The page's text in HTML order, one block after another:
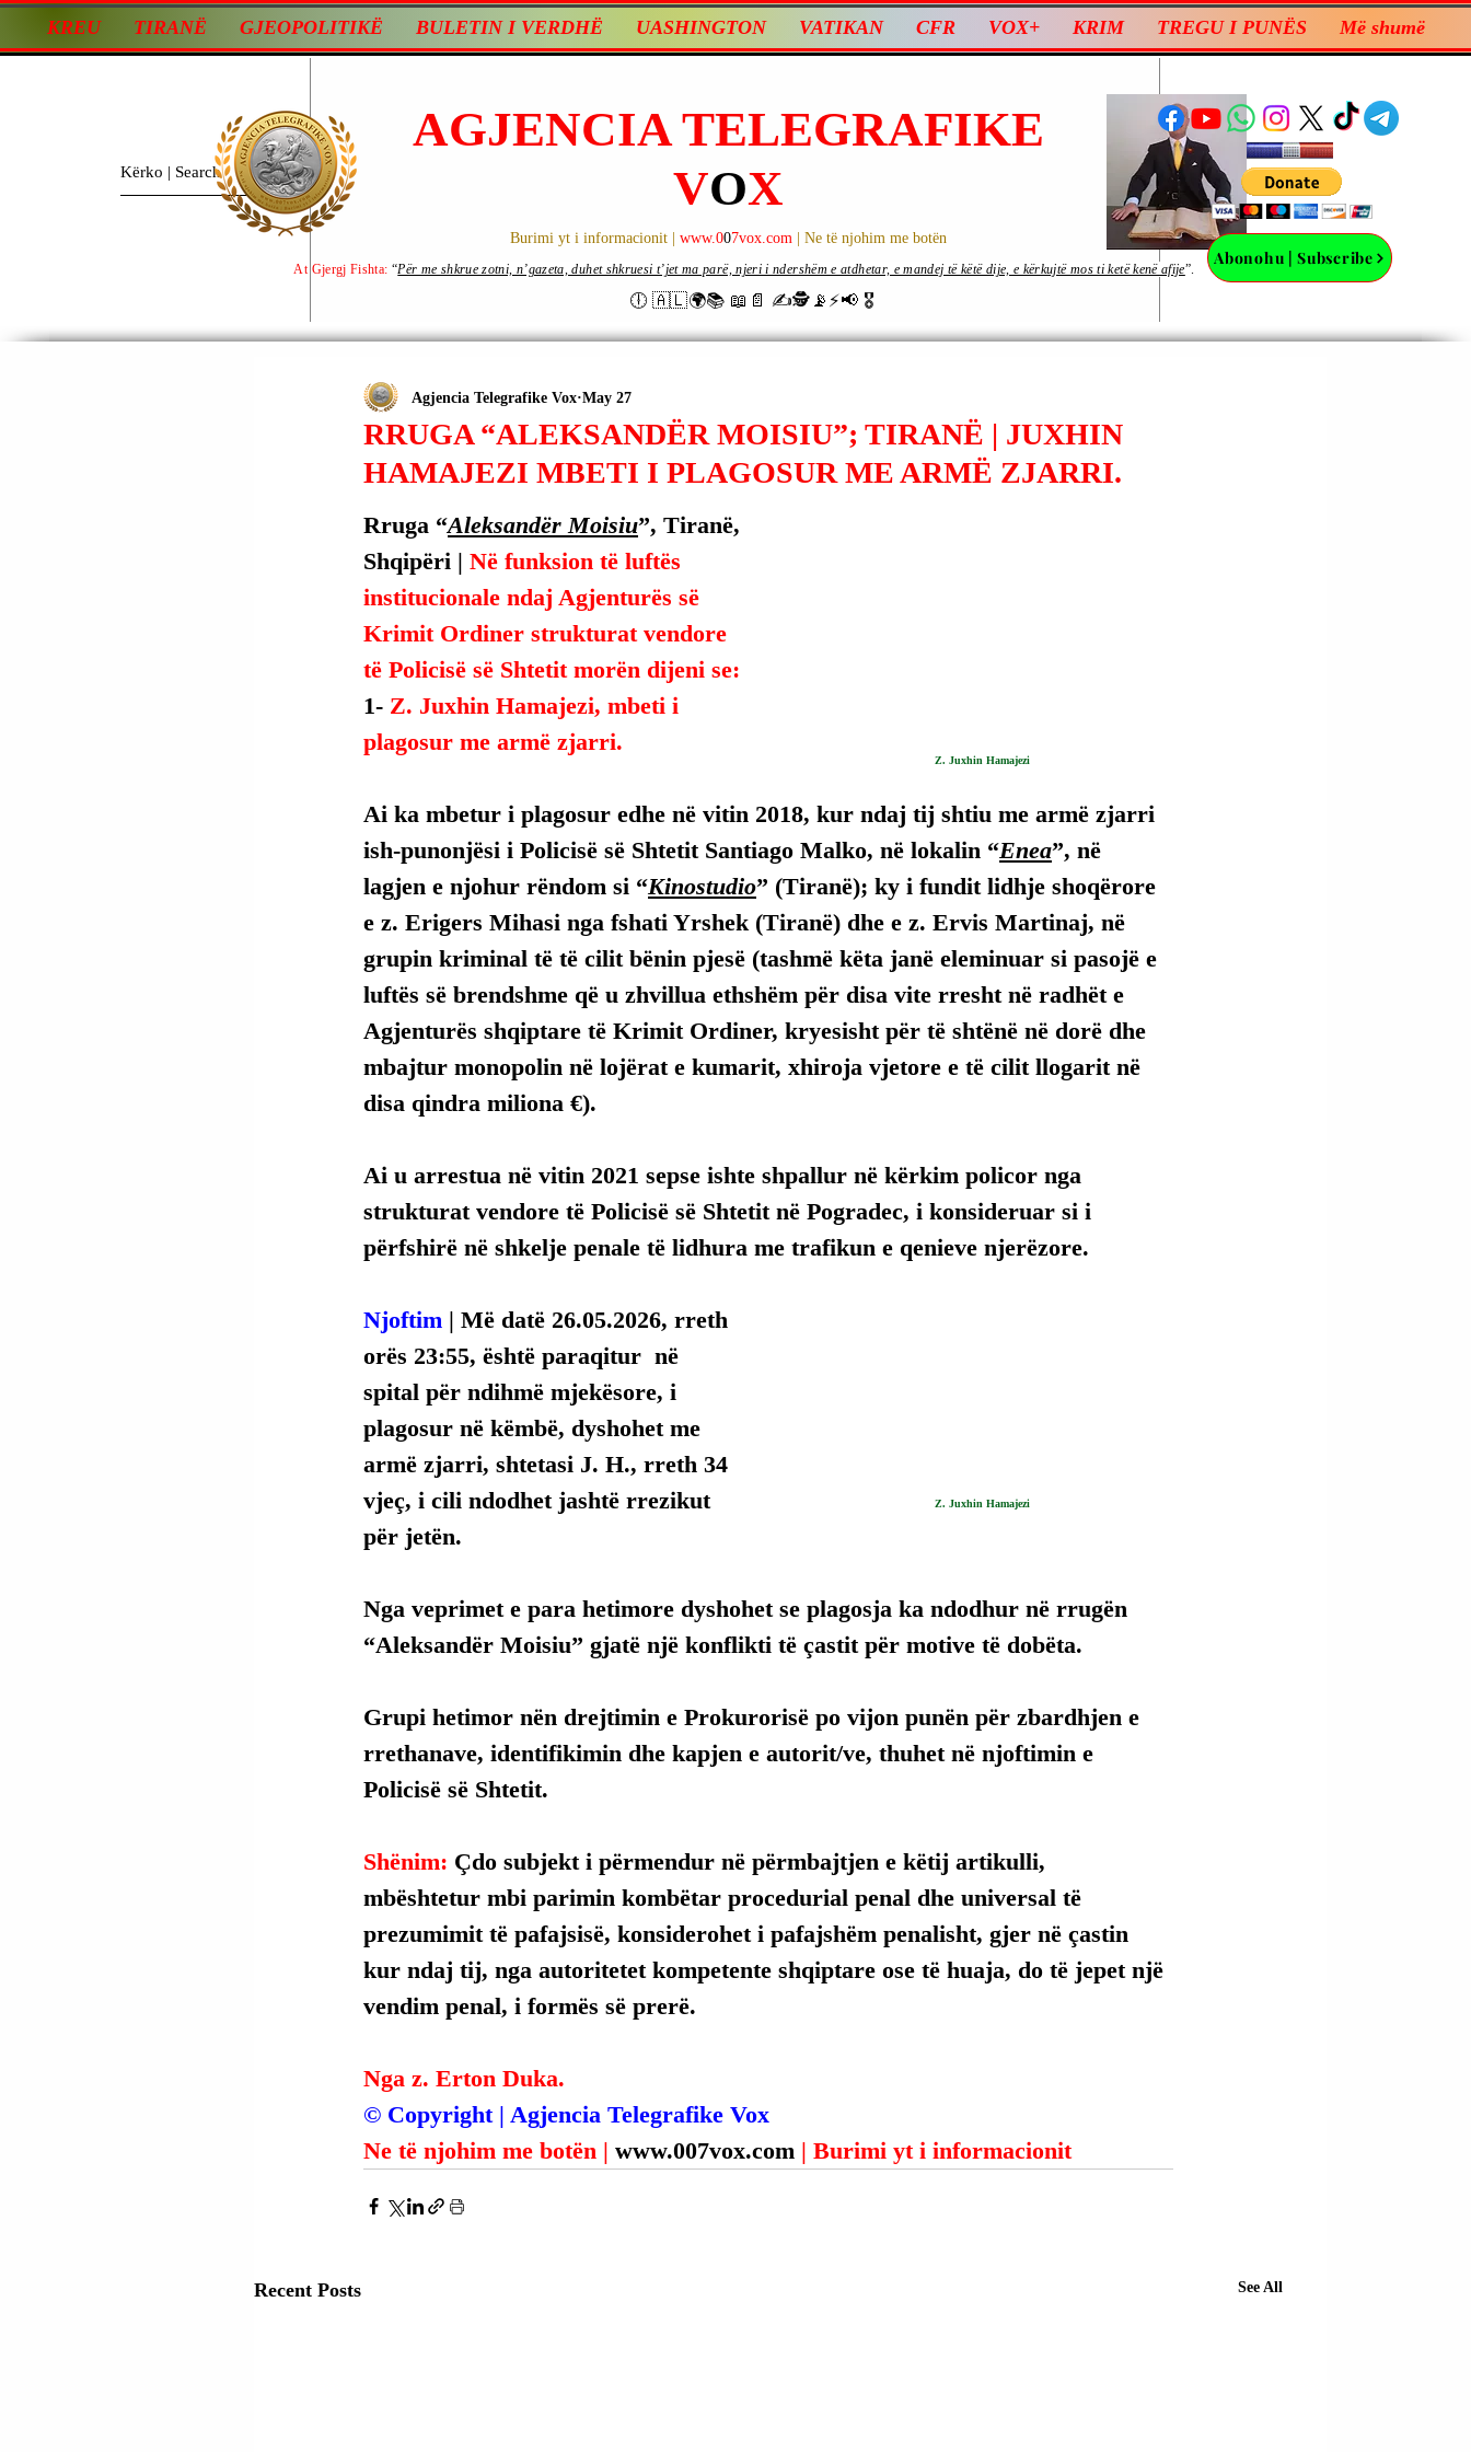
KREU TIRANË GJEOPOLITIKË BULETIN I VERDHË UASHINGTON VATIKAN CFR VOX+ KRIM TREGU I PUNËS Më shumë
AGJENCIA TELEGRAFIKE
VOX
Burimi yt i informacionit | www.007vox.com | Ne të njohim me botën
🕕 🇦🇱🌍📚 📖📄 ✍🕵️📡⚡️📢 🎖
Abonohu | Subscribe
At Gjergj Fishta: “Për me shkrue zotni, n’gazeta, duhet shkruesi t’jet ma parë, njeri i ndershëm e atdhetar, e mandej të këtë dije, e kërkujtë mos ti ketë kenë afije”.
RRUGA “ALEKSANDËR MOISIU”; TIRANË | JUXHIN
HAMAJEZI MBETI I PLAGOSUR ME ARMË ZJARRI.
Agjencia Telegrafike Vox May 27
Z. Juxhin Hamajezi
Rruga “Aleksandër Moisiu”, Tiranë,
Shqipëri | Në funksion të luftës
institucionale ndaj Agjenturës së
Krimit Ordiner strukturat vendore
të Policisë së Shtetit morën dijeni se:
1- Z. Juxhin Hamajezi, mbeti i
plagosur me armë zjarri.
Ai ka mbetur i plagosur edhe në vitin 2018, kur ndaj tij shtiu me armë zjarri
ish-punonjësi i Policisë së Shtetit Santiago Malko, në lokalin “Enea”, në
lagjen e njohur rëndom si “Kinostudio” (Tiranë); ky i fundit lidhje shoqërore
e z. Erigers Mihasi nga fshati Yrshek (Tiranë) dhe e z. Ervis Martinaj, në
grupin kriminal të të cilit bënin pjesë (tashmë këta janë eleminuar si pasojë e
luftës së brendshme që u zhvillua ethshëm për disa vite rresht në radhët e
Agjenturës shqiptare të Krimit Ordiner, kryesisht për të shtënë në dorë dhe
mbajtur monopolin në lojërat e kumarit, xhiroja vjetore e të cilit llogarit në
disa qindra miliona €).
Ai u arrestua në vitin 2021 sepse ishte shpallur në kërkim policor nga
strukturat vendore të Policisë së Shtetit në Pogradec, i konsideruar si i
përfshirë në shkelje penale të lidhura me trafikun e qenieve njerëzore.
Z. Juxhin Hamajezi
Njoftim | Më datë 26.05.2026, rreth
orës 23:55, është paraqitur  në
spital për ndihmë mjekësore, i
plagosur në këmbë, dyshohet me
armë zjarri, shtetasi J. H., rreth 34
vjeç, i cili ndodhet jashtë rrezikut
për jetën.
Nga veprimet e para hetimore dyshohet se plagosja ka ndodhur në rrugën
“Aleksandër Moisiu” gjatë një konflikti të çastit për motive të dobëta.
Grupi hetimor nën drejtimin e Prokurorisë po vijon punën për zbardhjen e
rrethanave, identifikimin dhe kapjen e autorit/ve, thuhet në njoftimin e
Policisë së Shtetit.
Shënim: Çdo subjekt i përmendur në përmbajtjen e këtij artikulli,
mbështetur mbi parimin kombëtar procedurial penal dhe universal të
prezumimit të pafajsisë, konsiderohet i pafajshëm penalisht, gjer në çastin
kur ndaj tij, nga autoritetet kompetente shqiptare ose të huaja, do të jepet një
vendim penal, i formës së prerë.
Nga z. Erton Duka.
© Copyright | Agjencia Telegrafike Vox
Ne të njohim me botën | www.007vox.com | Burimi yt i informacionit
Recent Posts See All